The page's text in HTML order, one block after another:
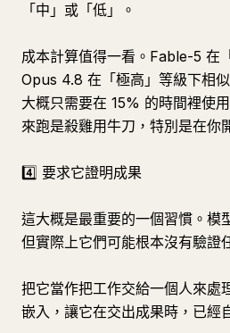
「中」或「低」。
成本計算值得一看。Fable-5 在
Opus 4.8 在「極高」等級下相
大概只需要在 15% 的時間裡使
來跑是殺雞用牛刀，特別是在你
4️⃣ 要求它證明成果
這大概是最重要的一個習慣。模
但實際上它們可能根本沒有驗證
把它當作把工作交給一個人來處
嵌入，讓它在交出成果時，已經